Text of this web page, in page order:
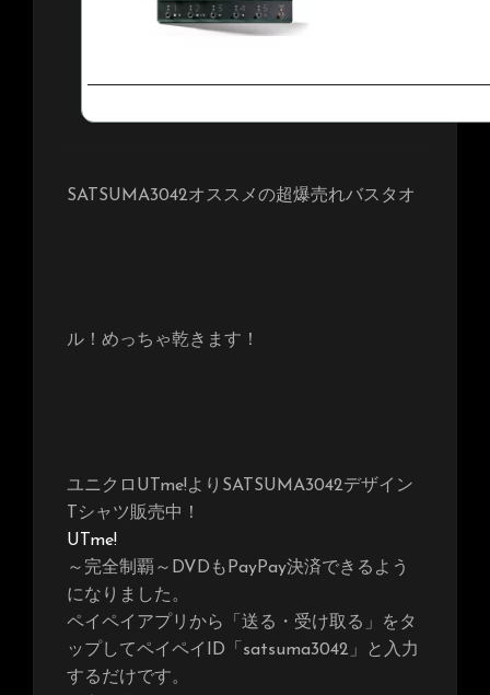
SATSUMA3042オススメの超爆売れバスタオ
ル！めっちゃ乾きます！
ユニクロUTme!よりSATSUMA3042デザイン
Tシャツ販売中！
UTme!
～完全制覇～DVDもPayPay決済できるよう
になりました。
ペイペイアプリから「送る・受け取る」をタ
ップしてペイペイID「satsuma3042」と入力
するだけです。